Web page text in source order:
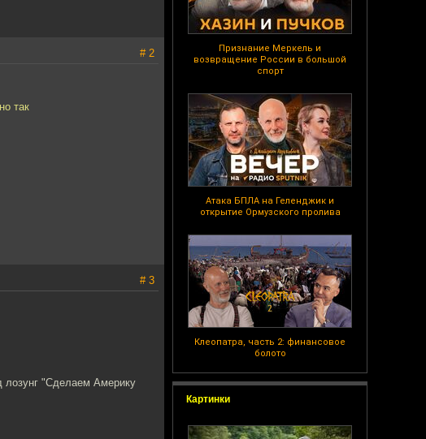
Признание Меркель и
возвращение России в большой
спорт
Атака БПЛА на Геленджик и
открытие Ормузского пролива
Клеопатра, часть 2: финансовое
болото
Картинки
# 2
так
# 3
лозунг "Сделаем Америку